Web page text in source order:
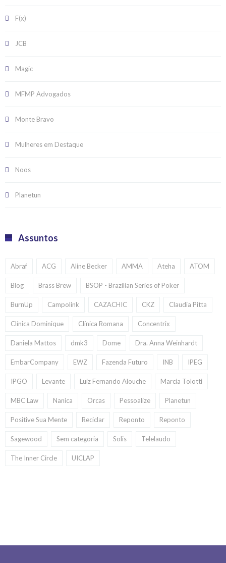
F(x)
JCB
Magic
MFMP Advogados
Monte Bravo
Mulheres em Destaque
Noos
Planetun
Assuntos
Abraf ACG Aline Becker AMMA Ateha ATOM
Blog Brass Brew BSOP - Brazilian Series of Poker
BurnUp Campolink CAZACHIC CKZ Claudia Pitta
Clínica Dominique Clínica Romana Concentrix
Daniela Mattos dmk3 Dome Dra. Anna Weinhardt
EmbarCompany EWZ Fazenda Futuro INB IPEG
IPGO Levante Luiz Fernando Alouche Marcia Tolotti
MBC Law Nanica Orcas Pessoalize Planetun
Positive Sua Mente Reciclar Reponto Reponto
Sagewood Sem categoria Solis Telelaudo
The Inner Circle UICLAP